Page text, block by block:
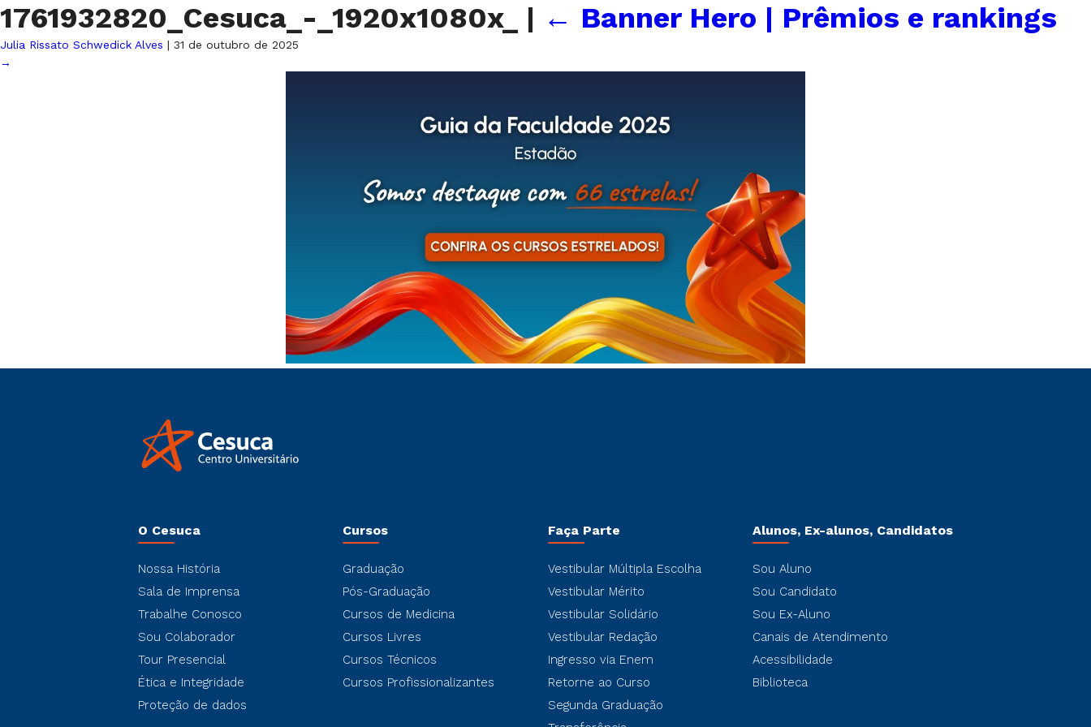
1761932820_Cesuca_-_1920x1080x_ | ← Banner Hero | Prêmios e rankings
Julia Rissato Schwedick Alves | 31 de outubro de 2025
→
O Cesuca
Nossa História
Sala de Imprensa
Trabalhe Conosco
Sou Colaborador
Tour Presencial
Ética e Integridade
Proteção de dados
Cursos
Graduação
Pós-Graduação
Cursos de Medicina
Cursos Livres
Cursos Técnicos
Cursos Profissionalizantes
Faça Parte
Vestibular Múltipla Escolha
Vestibular Mérito
Vestibular Solidário
Vestibular Redação
Ingresso via Enem
Retorne ao Curso
Segunda Graduação
Alunos, Ex-alunos, Candidatos
Sou Aluno
Sou Candidato
Sou Ex-Aluno
Canais de Atendimento
Acessibilidade
Biblioteca